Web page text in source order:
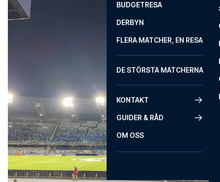
BUDGETRESA
DERBYN
FLERA MATCHER, EN RESA
DE STÖRSTA MATCHERNA
KONTAKT
GUIDER & RÅD
OM OSS